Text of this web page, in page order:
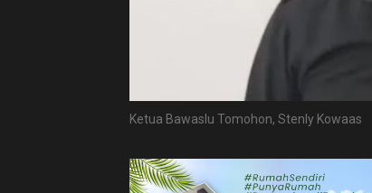
Ketua Bawaslu Tomohon, Stenly Kowaas